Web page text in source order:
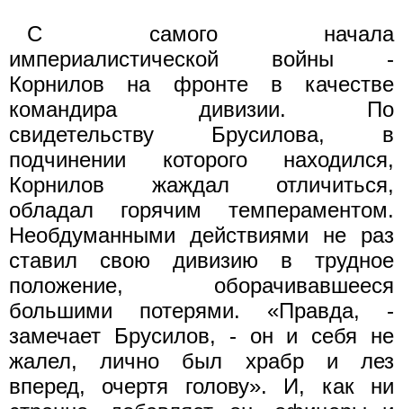
С самого начала
империалистической войны -
Корнилов на фронте в качестве
командира дивизии. По
свидетельству Бруси­лова, в
подчинении которого находился,
Корнилов жаждал отли­читься,
обладал горячим темпераментом.
Необдуманными дейст­виями не раз
ставил свою дивизию в трудное
положение, обо­рачивавшееся
большими потерями. «Правда, -
замечает Брусилов, - он и себя не
жалел, лично был храбр и лез
вперед, очертя го­лову». И, как ни